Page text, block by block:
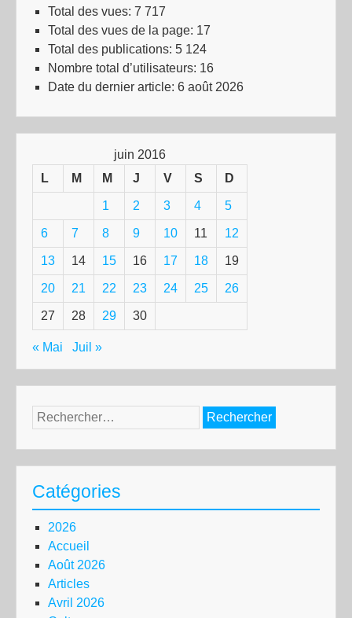
Total des vues: 7 717
Total des vues de la page: 17
Total des publications: 5 124
Nombre total d’utilisateurs: 16
Date du dernier article: 6 août 2026
juin 2016
L
M M J V S D
1 2 3 4 5
6 7 8 9 10 11 12
13 14 15 16 17 18 19
20 21 22 23 24 25 26
27 28 29 30
« Mai Juil »
Rechercher :
Catégories
2026
Accueil
Août 2026
Articles
Avril 2026